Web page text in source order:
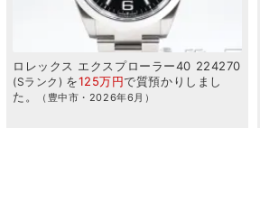
ロレックス エクスプローラー40 224270
Sランク を125万円で質預かり しまし
た。
（豊中市・2026年6月）